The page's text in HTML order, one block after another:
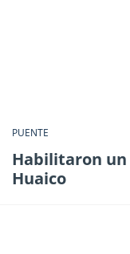
PUENTE
Habilitaron
Huaico